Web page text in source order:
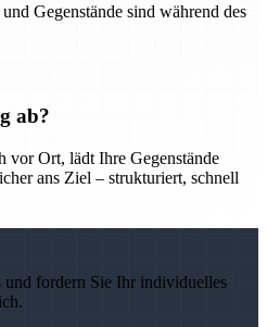
Gegenstände sind während des
ab?
vor Ort, lädt Ihre Gegenstände
ans Ziel – strukturiert, schnell
und fordern Sie Ihr individuelles